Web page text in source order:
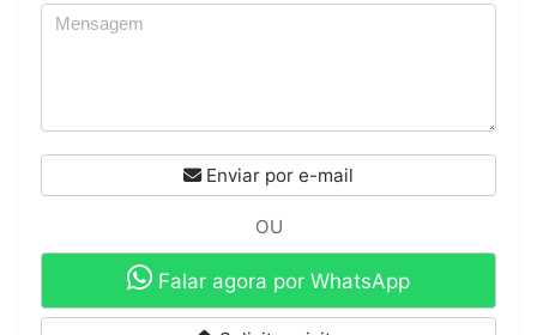
Enviar por e-mail
OU
Falar agora por WhatsApp